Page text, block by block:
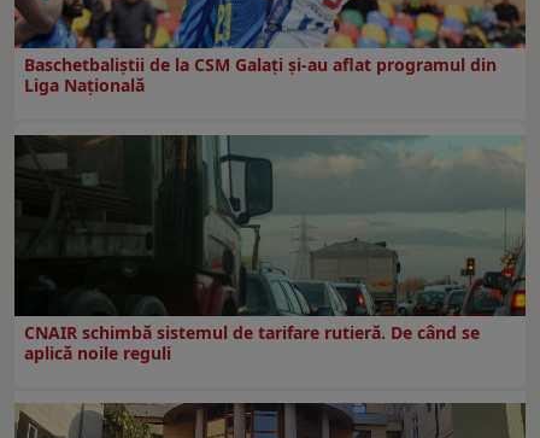
Baschetbaliștii de la CSM Galați și-au aflat programul din
Liga Națională
CNAIR schimbă sistemul de tarifare rutieră. De când se
aplică noile reguli